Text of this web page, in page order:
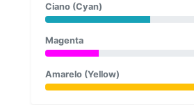
Ciano (Cyan)
Magenta
Amarelo (Yellow)